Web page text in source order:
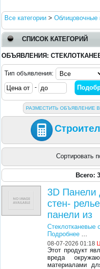
Все категории > Облицовочные
СПИСОК КАТЕГОРИЙ
ОБЪЯВЛЕНИЯ:
Тип объявления:
-
РАЗМЕСТИТЬ ОБЪЯВЛЕНИЕ
Сортировать
Всего:
3D Панели
стен-
панели из
Стеклотканевые
Подробнее ...
08-07-2026 01:18
Этот продукт
вреда
материалами